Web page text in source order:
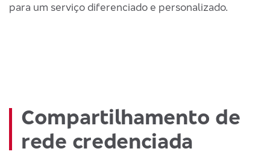
para um serviço diferenciado e personalizado.
Compartilhamento de
rede credenciada